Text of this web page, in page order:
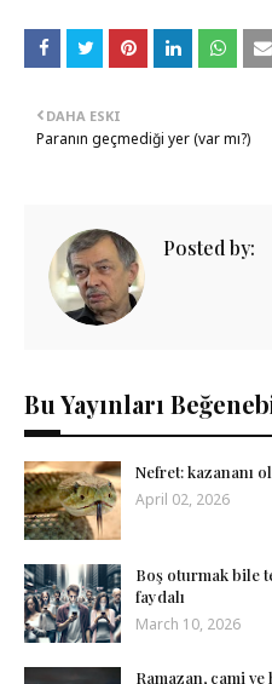
DAHA ESKI
Paranın geçmediği yer (var mı?)
Posted by:
Bu Yayınları
Nefret: kazananı
April 02, 2026
Boş oturmak bile
faydalı
March 10, 2026
Ramazan, cami ve